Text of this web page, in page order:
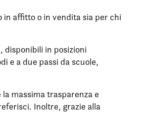
affitto o in vendita sia per chi
disponibili in posizioni
e a due passi da scuole,
massima trasparenza e
Inoltre, grazie alla